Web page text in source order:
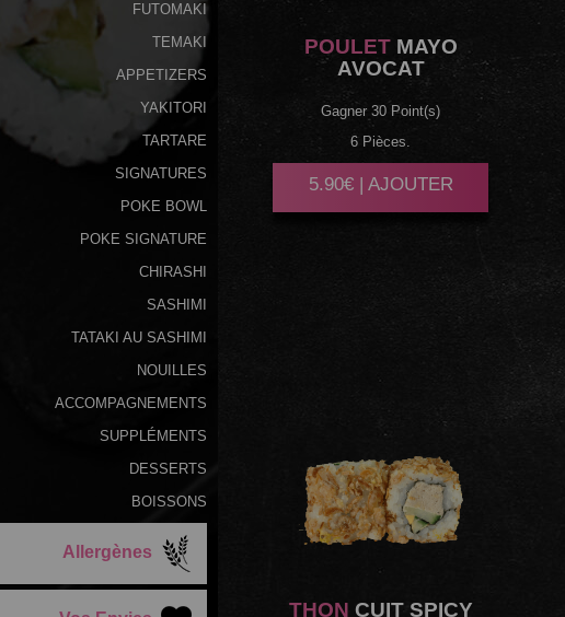
FUTOMAKI
TEMAKI
APPETIZERS
YAKITORI
TARTARE
SIGNATURES
POKE BOWL
POKE SIGNATURE
CHIRASHI
SASHIMI
TATAKI AU SASHIMI
NOUILLES
ACCOMPAGNEMENTS
SUPPLÉMENTS
DESSERTS
BOISSONS
Allergènes
POULETMAYO
AVOCAT
Gagner 30 Point(s)
6 Pièces.
5.90€ | AJOUTER
THON CUIT SPICY